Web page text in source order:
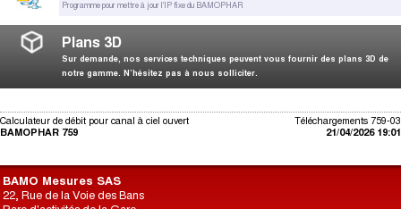
Programme pour mettre à jour l'IP fixe du BAMOPHAR
Plans 3D
Sur demande, nos services techniques peuvent vous fournir des plans 3D de
notre gamme. N’hésitez pas à nous solliciter.
Téléchargements 759-03
21/04/2026 19:01
Calculateur de débit pour canal à ciel ouvert
BAMOPHAR 759
BAMO Mesures SAS
22, Rue de la Voie des Bans